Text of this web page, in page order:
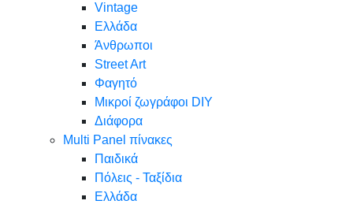
Vintage
Ελλάδα
Άνθρωποι
Street Art
Φαγητό
Μικροί ζωγράφοι DIY
Διάφορα
Multi Panel πίνακες
Παιδικά
Πόλεις - Ταξίδια
Ελλάδα